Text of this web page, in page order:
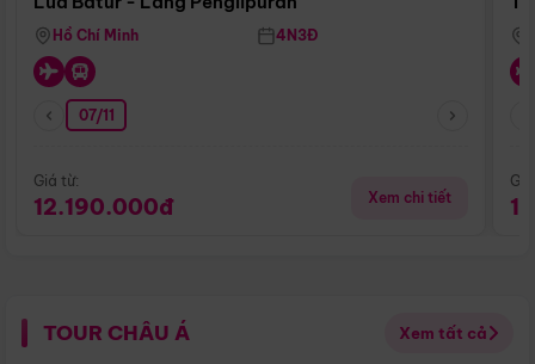
Hồ Chí Minh 4N3Đ
07/11
Giá từ:
12.190.000đ Xem chi tiết
TOUR CHÂU Á Xem tất cả
Điểm nổi bật